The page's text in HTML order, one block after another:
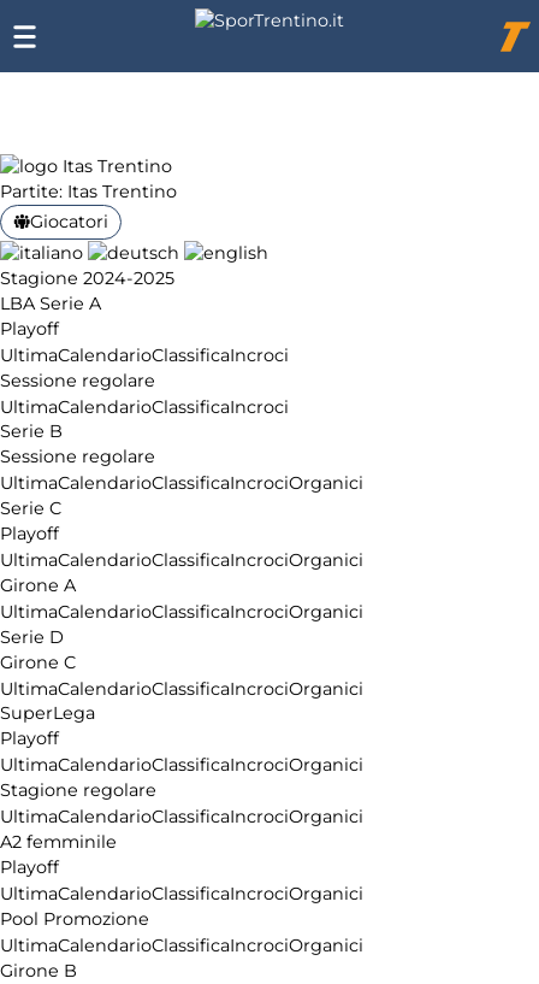
Partite: Itas Trentino
Giocatori
Stagione 2024-2025
LBA Serie A
Playoff
UltimaCalendarioClassificaIncroci
Sessione regolare
UltimaCalendarioClassificaIncroci
Serie B
Sessione regolare
UltimaCalendarioClassificaIncrociOrganici
Serie C
Playoff
UltimaCalendarioClassificaIncrociOrganici
Girone A
UltimaCalendarioClassificaIncrociOrganici
Serie D
Girone C
UltimaCalendarioClassificaIncrociOrganici
SuperLega
Playoff
UltimaCalendarioClassificaIncrociOrganici
Stagione regolare
UltimaCalendarioClassificaIncrociOrganici
A2 femminile
Playoff
UltimaCalendarioClassificaIncrociOrganici
Pool Promozione
UltimaCalendarioClassificaIncrociOrganici
Girone B
Chi
siamo
Affiliazione